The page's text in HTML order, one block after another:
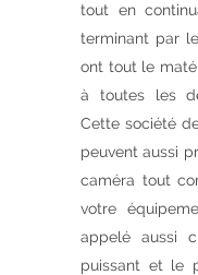
tout en
terminant par
ont tout le
à toutes les
Cette société
peuvent aussi
caméra tout
votre
appelé aussi
puissant et le